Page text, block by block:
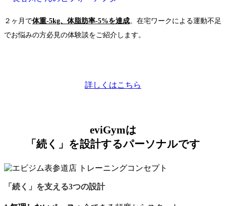
２ヶ月で体重-5kg、体脂肪率-5%を達成。在宅ワークによる運動不足
でお悩みの方必見の体験談をご紹介します。
詳しくはこちら
eviGymは
「続く」を設計するパーソナルです
「続く」を支える3つの設計